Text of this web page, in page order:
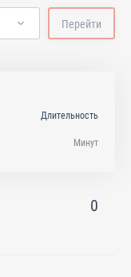
Перейти
Длительность
Минут
0